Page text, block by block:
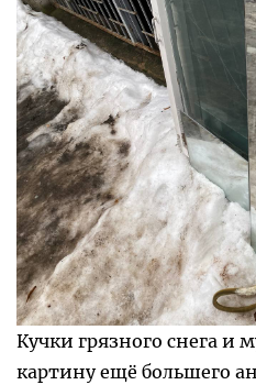
Кучки грязного снега и
картину ещё большего